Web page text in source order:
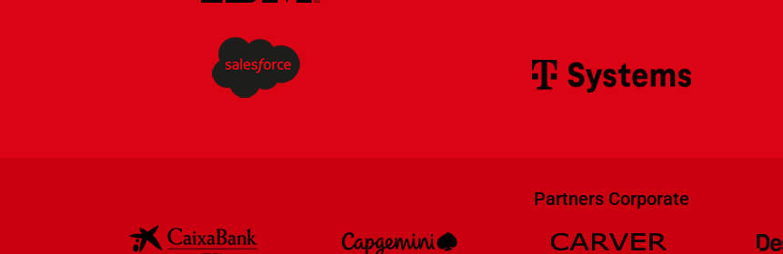
Partners Corporate